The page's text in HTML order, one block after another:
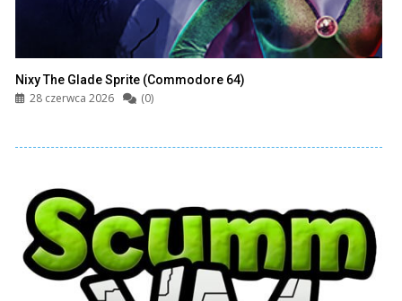
Nixy The Glade Sprite (Commodore 64)
28 czerwca 2026 (0)